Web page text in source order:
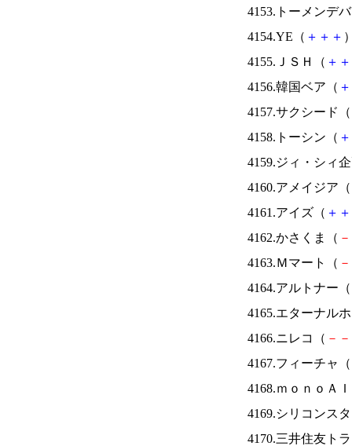
4153.トーメンデ
4154.YE（ ＋ ＋ ＋
4155.ＪＳＨ（ ＋ ＋
4156.韓国ベア（ ＋
4157.サクシード（
4158.トーシン（ ＋
4159.ジィ・シィ
4160.アメイジア（
4161.アイズ（ ＋ ＋
4162.かさくま（ －
4163.Ｍマート（ －
4164.アルトナー（
4165.エターナル
4166.ニレコ（ － －
4167.フィーチャ（
4168.ｍｏｎｏＡ
4169.シリコンス
4170.三井住友ト